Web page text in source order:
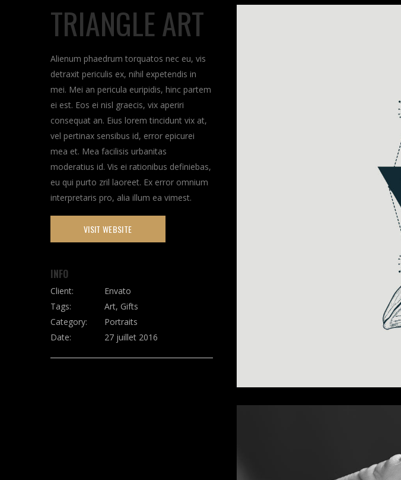
TRIANGLE ART
Alienum phaedrum torquatos nec eu, vis
detraxit periculis ex, nihil expetendis in
mei. Mei an pericula euripidis, hinc partem
ei est. Eos ei nisl graecis, vix aperiri
consequat an. Eius lorem tincidunt vix at,
vel pertinax sensibus id, error epicurei
mea et. Mea facilisis urbanitas
moderatius id. Vis ei rationibus definiebas,
eu qui purto zril laoreet. Ex error omnium
interpretaris pro, alia illum ea vimest.
VISIT WEBSITE
INFO
Client:
Envato
Tags:
Art, Gifts
Category:
Portraits
Date:
27 juillet 2016